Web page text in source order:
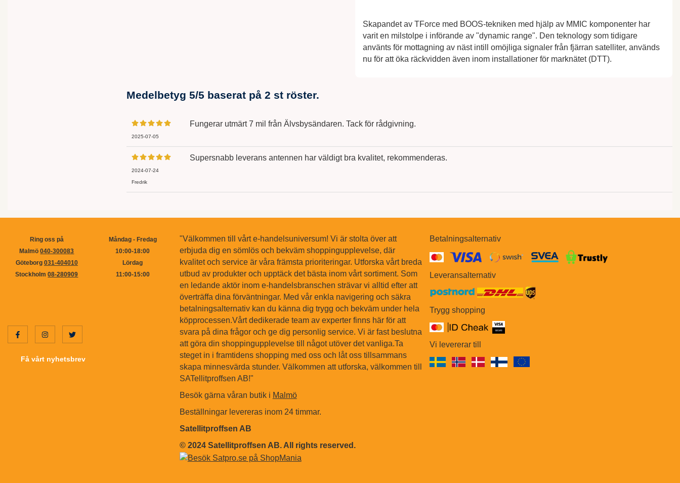
Skapandet av TForce med BOOS-tekniken med hjälp av MMIC komponenter har
varit en milstolpe i införande av "dynamic range". Den teknology som tidigare
använts för mottagning av näst intill omöjliga signaler från fjärran satelliter, används
nu för att öka räckvidden även inom installationer för marknätet (DTT).
Medelbetyg 5/5 baserat på 2 st röster.
2025-07-05
Fungerar utmärt 7 mil från Älvsbysändaren. Tack för rådgivning.
2024-07-24
Fredrik
Supersnabb leverans antennen har väldigt bra kvalitet, rekommenderas.
Ring oss på
Malmö040-300083
Göteborg 031-404010
Stockholm08-280909
Måndag - Fredag
10:00-18:00
Lördag
11:00-15:00
Få vårt nyhetsbrev
"Välkommen till vårt e-handelsuniversum! Vi är stolta över att
erbjuda dig en sömlös och bekväm shoppingupplevelse, där
kvalitet och service är våra främsta prioriteringar. Utforska vårt breda
utbud av produkter och upptäck det bästa inom vårt sortiment. Som
en ledande aktör inom e-handelsbranschen strävar vi alltid efter att
överträffa dina förväntningar. Med vår enkla navigering och säkra
betalningsalternativ kan du känna dig trygg och bekväm under hela
köpprocessen.Vårt dedikerade team av experter finns här för att
svara på dina frågor och ge dig personlig service. Vi är fast beslutna
att göra din shoppingupplevelse till något utöver det vanliga.Ta
steget in i framtidens shopping med oss och låt oss tillsammans
skapa minnesvärda stunder. Välkommen att utforska, välkommen till
SATellitproffsen AB!"
Besök gärna våran butik i Malmö
Beställningar levereras inom 24 timmar.
Satellitproffsen AB
© 2024 Satellitproffsen AB. All rights reserved.
Betalningsalternativ
Leveransalternativ
Trygg shopping
Vi levererar till